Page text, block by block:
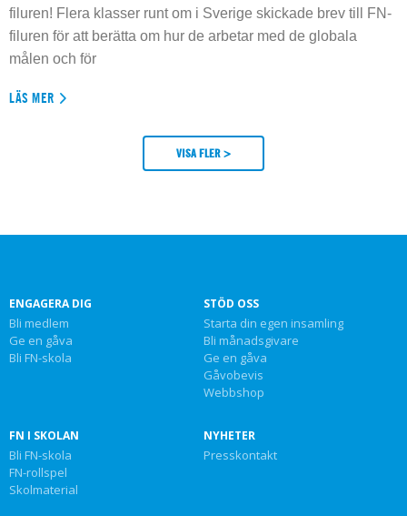
filuren! Flera klasser runt om i Sverige skickade brev till FN-
filuren för att berätta om hur de arbetar med de globala
målen och för
LÄS MER
VISA FLER >
ENGAGERA DIG
Bli medlem
Ge en gåva
Bli FN-skola
STÖD OSS
Starta din egen insamling
Bli månadsgivare
Ge en gåva
Gåvobevis
Webbshop
FN I SKOLAN
Bli FN-skola
FN-rollspel
Skolmaterial
NYHETER
Presskontakt